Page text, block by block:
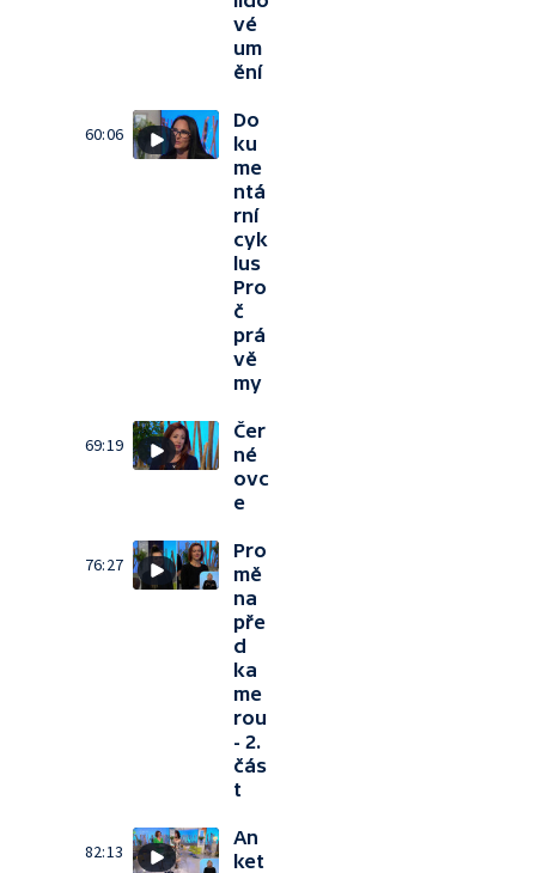
vé
um
ění
60:06
Do
ku
me
ntá
rní
cyk
lus
Pro
č
prá
vě
my
69:19
Čer
né
ovc
e
76:27
Pro
mě
na
pře
d
ka
me
rou
- 2.
čás
t
82:13
An
ket